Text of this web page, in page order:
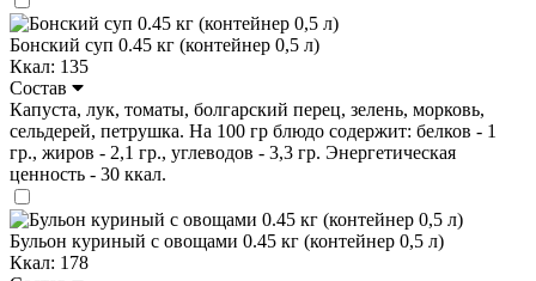
Бонский суп 0.45 кг (контейнер 0,5 л)
Ккал: 135
Состав
Капуста, лук, томаты, болгарский перец, зелень, морковь,
сельдерей, петрушка. На 100 гр блюдо содержит: белков - 1
гр., жиров - 2,1 гр., углеводов - 3,3 гр. Энергетическая
ценность - 30 ккал.
Бульон куриный с овощами 0.45 кг (контейнер 0,5 л)
Ккал: 178